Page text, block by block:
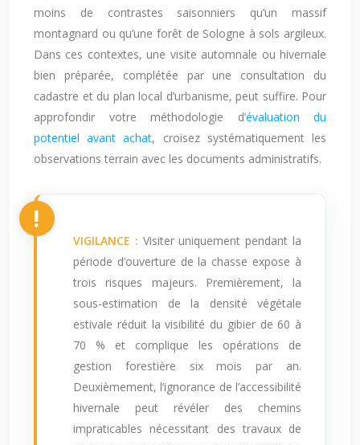
moins de contrastes saisonniers qu’un massif
montagnard ou qu’une forêt de Sologne à sols argileux.
Dans ces contextes, une visite automnale ou hivernale
bien préparée, complétée par une consultation du
cadastre et du plan local d’urbanisme, peut suffire. Pour
approfondir votre méthodologie d’évaluation du
potentiel avant achat, croisez systématiquement les
observations terrain avec les documents administratifs.
VIGILANCE : Visiter uniquement pendant la
période d’ouverture de la chasse expose à
trois risques majeurs. Premièrement, la
sous-estimation de la densité végétale
estivale réduit la visibilité du gibier de 60 à
70 % et complique les opérations de
gestion forestière six mois par an.
Deuxièmement, l’ignorance de l’accessibilité
hivernale peut révéler des chemins
impraticables nécessitant des travaux de